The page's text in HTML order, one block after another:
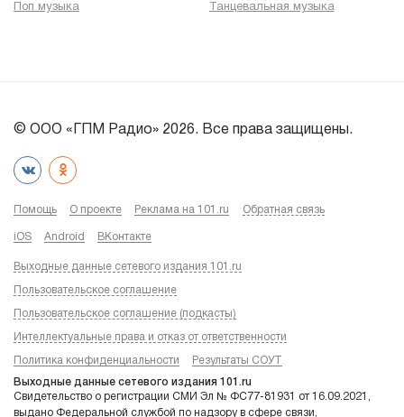
Поп музыка
Танцевальная музыка
© ООО «ГПМ Радио» 2026. Все права защищены.
Помощь О проекте Реклама на 101.ru Обратная связь
iOS Android ВКонтакте
Выходные данные сетевого издания 101.ru
Пользовательское соглашение
Пользовательское соглашение (подкасты)
Интеллектуальные права и отказ от ответственности
Политика конфиденциальности Результаты СОУТ
Выходные данные сетевого издания 101.ru
Свидетельство о регистрации СМИ Эл № ФС77-81931 от 16.09.2021,
выдано Федеральной службой по надзору в сфере связи,